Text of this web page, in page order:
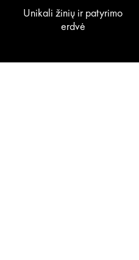
Unikali žinių ir patyrimo
erdvė